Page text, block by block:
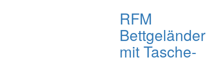
RFM
Bettgeländer
mit Tasche-